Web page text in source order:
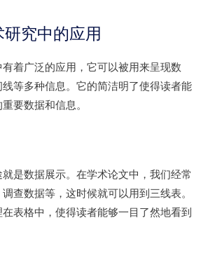
究中的应用
着广泛的应用，它可以被用来呈现数
等多种信息。它的简洁明了使得读者能
要数据和信息。
是数据展示。在学术论文中，我们经常
查数据等，这时候就可以用到三线表。
表格中，使得读者能够一目了然地看到